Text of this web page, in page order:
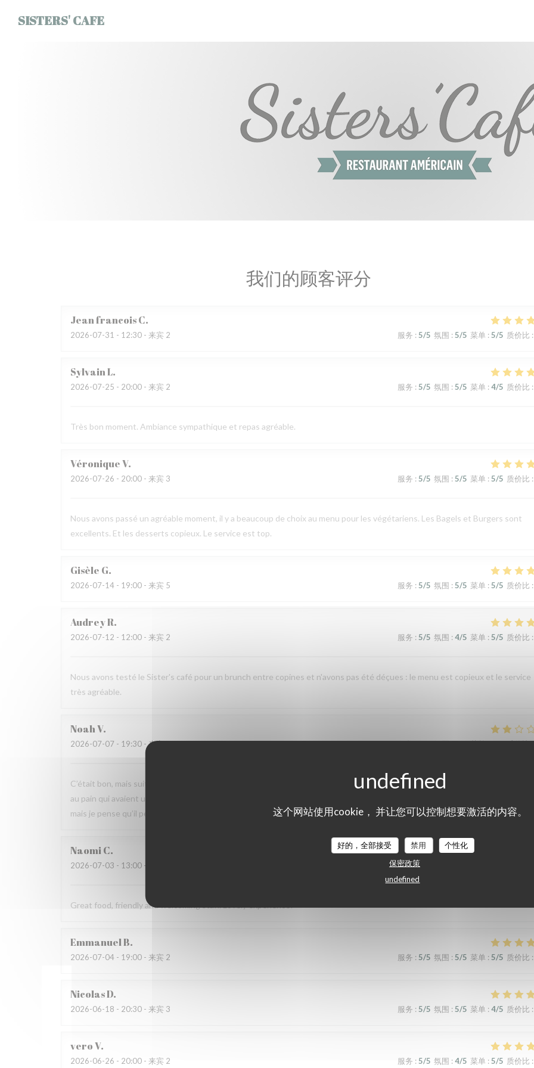
这个网站使用cookie， 并让您可以控制想要激活的内容。
好的，全部接受 禁用
个性化
保密政策
undefined
SISTERS' CAFE
我们的顾客评分
Jean francoisC
2026-07-31 - 12:30 - 来宾 2 服务 : 5/5 氛围 : 5/5 菜单: 5/5 质价比 :
SylvainL
2026-07-25 - 20:00 - 来宾 2 服务 : 5/5 氛围 : 5/5 菜单: 4/5 质价比 :
Très bon moment. Ambiance sympathique et repas agréable.
VéroniqueV
2026-07-26 - 20:00 - 来宾 3 服务 : 5/5 氛围 : 5/5 菜单: 5/5 质价比 :
Nous avons passé un agréable moment, il y a beaucoup de choix au menu pour les végétariens. Les Bagels et Burgers sont
excellents. Et les desserts copieux. Le service est top.
Gisèle G
2026-07-14 - 19:00 - 来宾 5 服务 : 5/5 氛围 : 5/5 菜单: 5/5 质价比 :
AudreyR
2026-07-12 - 12:00 - 来宾 2 服务 : 5/5 氛围 : 4/5 菜单: 5/5 质价比 :
Nous avons testé le Sister's café pour un brunch entre copines et n'avons pas été déçues : le menu est copieux et le service
très agréable.
NoahV
2026-07-07 - 19:30 - 来宾 6 服务:4/5 氛围:4/5 菜单:1/5 质价比:
C’était bon, mais suite à la soirée j’ai fait une violente indigestion qui a nécessité un lavement. C’est sûrement dû à la viande et
au pain qui avaient un goût légèrement avarié, comme si elle avait pris un coup de chaud. Je ne recommande pas ce restaurant,
mais je pense qu’il peut s’améliorer.
NaomiC
2026-07-03 - 13:00 - 来宾 4 服务:5
Great food, friendly and welcoming staff. Lovely experience!
EmmanuelB
2026-07-04 - 19:00 - 来宾 2 服务 : 5/5 氛围 : 5/5 菜单 : 5/5 质价比 :
NicolasD
2026-06-18 - 20:30 - 来宾 3 服务 : 5/5 氛围 : 5/5 菜单: 4/5 质价比 :
veroV
2026-06-26 - 20:00 - 来宾 2 服务 : 5/5 氛围 : 4/5 菜单: 5/5 质价比 :